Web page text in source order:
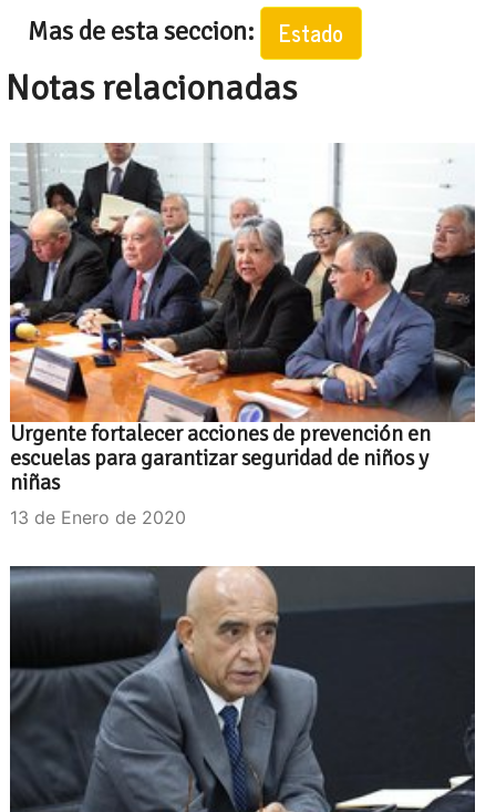
Mas de esta seccion: Estado
Notas relacionadas
Urgente fortalecer acciones de prevención en
escuelas para garantizar seguridad de niños y
niñas
13 de Enero de 2020